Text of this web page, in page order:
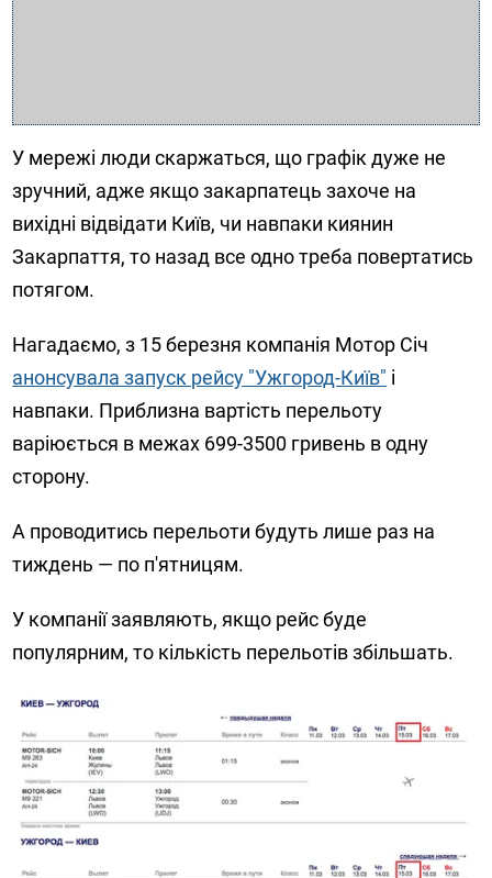
У мережі люди скаржаться, що графік дуже не
зручний, адже якщо закарпатець захоче на
вихідні відвідати Київ, чи навпаки киянин
Закарпаття, то назад все одно треба повертатись
потягом.
Нагадаємо, з 15 березня компанія Мотор Січ
анонсувала запуск рейсу "Ужгород-Київ" і
навпаки. Приблизна вартість перельоту
варіюється в межах 699-3500 гривень в одну
сторону.
А проводитись перельоти будуть лише раз на
тиждень — по п'ятницям.
У компанії заявляють, якщо рейс буде
популярним, то кількість перельотів збільшать.